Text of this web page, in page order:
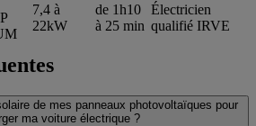
7,4 à
22kW
de 1h10
à 25 min
Électricien
qualifié IRVE
de mes panneaux photovoltaïques pour
ma voiture électrique ?